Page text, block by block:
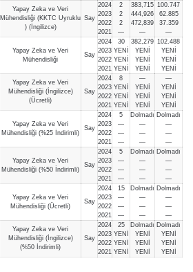
Yapay Zeka ve Veri
Mühendisliği (KKTC Uyruklu
) (İngilizce)
Say
2024
2023
2022
2021
2
2
2
—
383,715
444,926
472,839
—
100.747
62.885
37.359
—
Yapay Zeka ve Veri
Mühendisliği
Say
2024
2023
2022
2021
30
YENİ
YENİ
YENİ
382,279
YENİ
YENİ
YENİ
102.488
YENİ
YENİ
YENİ
Yapay Zeka ve Veri
Mühendisliği (İngilizce)
(Ücretli)
Say
2024
2023
2022
2021
8
YENİ
YENİ
YENİ
—
YENİ
YENİ
YENİ
—
YENİ
YENİ
YENİ
Yapay Zeka ve Veri
Mühendisliği (%25 İndirimli)
Say
2024
2023
2022
2021
5
—
—
—
Dolmadı
—
—
—
Dolmadı
—
—
—
Yapay Zeka ve Veri
Mühendisliği (%50 İndirimli)
Say
2024
2023
2022
2021
5
—
—
—
Dolmadı
—
—
—
Dolmadı
—
—
—
Yapay Zeka ve Veri
Mühendisliği (Ücretli)
Say
2024
2023
2022
2021
15
—
—
—
Dolmadı
—
—
—
Dolmadı
—
—
—
Yapay Zeka ve Veri
Mühendisliği (İngilizce)
(%50 İndirimli)
Say
2024
2023
2022
2021
25
YENİ
YENİ
YENİ
Dolmadı
YENİ
YENİ
YENİ
Dolmadı
YENİ
YENİ
YENİ